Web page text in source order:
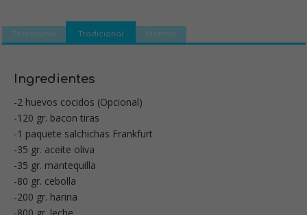
Thermomix Tradicional Mambo
Ingredientes
-2 huevos cocidos (Opcional)
-120 gr. bacon tiras
-1 paquete salchichas Frankfurt
-35 gr. aceite oliva
-35 gr. mantequilla
-80 gr. cebolla
-200 gr. harina
-800 gr. leche